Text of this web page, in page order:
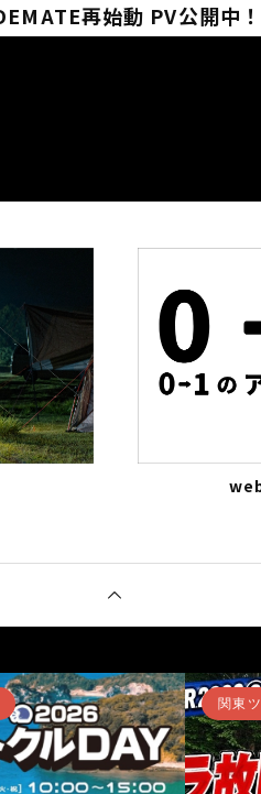
再始動 PV公開中！
関東ツーリングレポート